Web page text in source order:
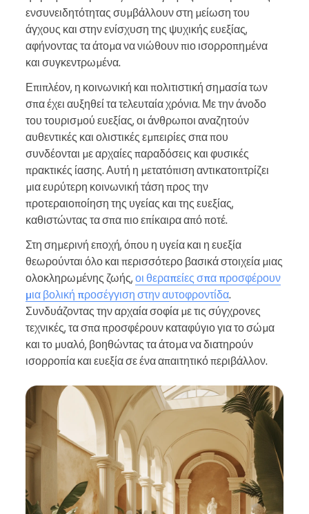
ενσυνειδητότητας συμβάλλουν στη μείωση του
άγχους και στην ενίσχυση της ψυχικής ευεξίας,
αφήνοντας τα άτομα να νιώθουν πιο ισορροπημένα
και συγκεντρωμένα.
Επιπλέον, η κοινωνική και πολιτιστική σημασία των
σπα έχει αυξηθεί τα τελευταία χρόνια. Με την άνοδο
του τουρισμού ευεξίας, οι άνθρωποι αναζητούν
αυθεντικές και ολιστικές εμπειρίες σπα που
συνδέονται με αρχαίες παραδόσεις και φυσικές
πρακτικές ίασης. Αυτή η μετατόπιση αντικατοπτρίζει
μια ευρύτερη κοινωνική τάση προς την
προτεραιοποίηση της υγείας και της ευεξίας,
καθιστώντας τα σπα πιο επίκαιρα από ποτέ.
Στη σημερινή εποχή, όπου η υγεία και η ευεξία
θεωρούνται όλο και περισσότερο βασικά στοιχεία μιας
ολοκληρωμένης ζωής, οι θεραπείες σπα προσφέρουν
μια βολική προσέγγιση στην αυτοφροντίδα.
Συνδυάζοντας την αρχαία σοφία με τις σύγχρονες
τεχνικές, τα σπα προσφέρουν καταφύγιο για το σώμα
και το μυαλό, βοηθώντας τα άτομα να διατηρούν
ισορροπία και ευεξία σε ένα απαιτητικό περιβάλλον.